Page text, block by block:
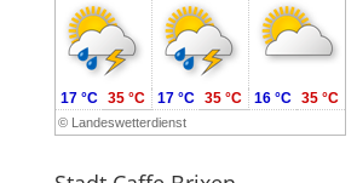
© Landeswetterdienst
17 °C 35 °C 17 °C 35 °C 16 °C 35 °C